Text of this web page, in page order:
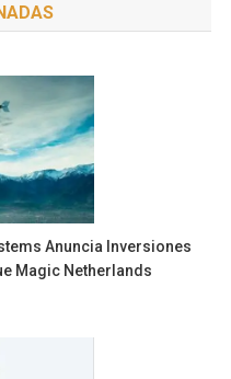
Anuncia Inversiones
Magic Netherlands